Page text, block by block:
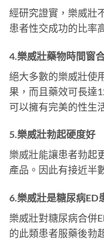
經研究證實，樂威壯
患者性交成功的比率
4.樂威壯藥物時間窗
絕大多數的樂威壯使
果，而且藥效可長達
可以擁有完美的性生
5.樂威壯勃起硬度好
樂威壯能讓患者勃起
產品。因此有接近半
6.樂威壯是糖尿病ED
樂威壯對糖尿病合併
的此類患者服藥後勃